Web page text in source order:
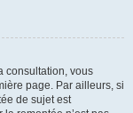
consultation, vous
page. Par ailleurs, si
de sujet est